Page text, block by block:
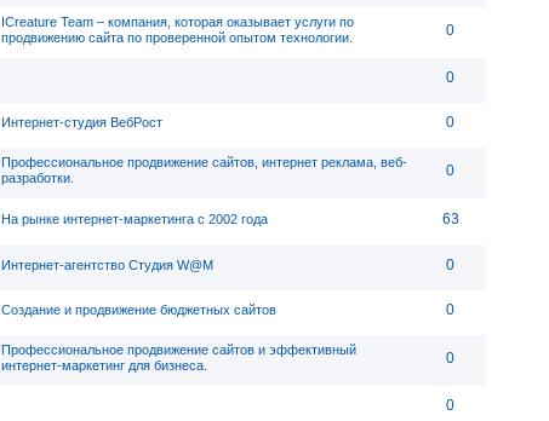
ICreature Team – компания, которая оказывает услуги по
продвижению сайта по проверенной опытом технологии.
0
0
Интернет-студия ВебРост 0
Профессиональное продвижение сайтов, интернет реклама, веб-
разработки.
0
На рынке интернет-маркетинга с 2002 года 63
Интернет-агентство Студия W@M 0
Создание и продвижение бюджетных сайтов 0
Профессиональное продвижение сайтов и эффективный
интернет-маркетинг для бизнеса.
0
0